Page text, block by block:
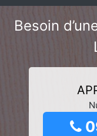
Besoin